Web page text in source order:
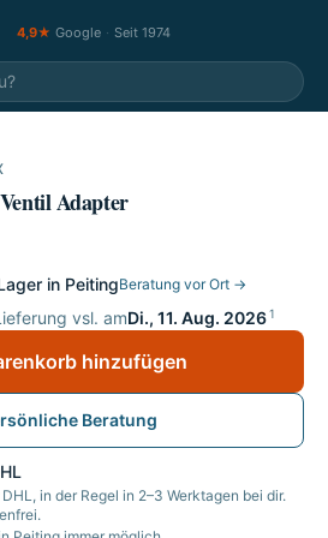
4,9★ Google · Seit 1974
Adapter
in PeitingBeratung vor Ort →
vsl. amDi., 11. Aug. 20261
hinzufügen
Beratung
in der Regel in 2–3 Werktagen bei dir.